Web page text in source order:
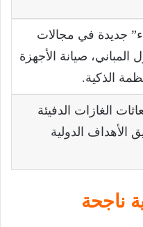
جديدة في مجالات
المباني، صيانة الأجهزة
الذكية.
الغازات الدفيئة
الأهداف الدولية
ناجحة